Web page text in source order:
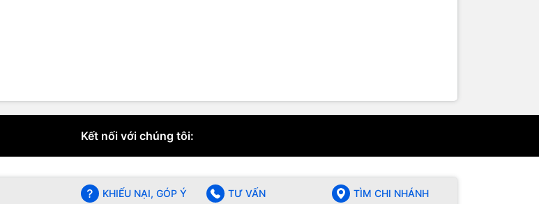
Kết nối với chúng tôi:
KHIẾU NẠI, GÓP Ý TƯ VẤN TÌM CHI NHÁNH